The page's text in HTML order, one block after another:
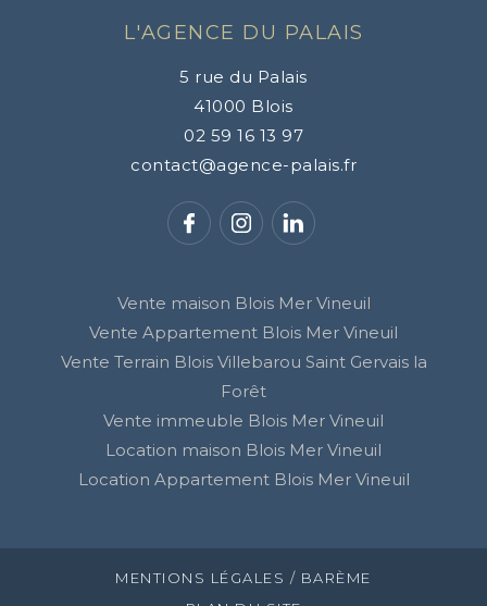
L'AGENCE DU PALAIS
5 rue du Palais
41000 Blois
02 59 16 13 97
contact@agence-palais.fr
Vente maison Blois Mer Vineuil
Vente Appartement Blois Mer Vineuil
Vente Terrain Blois Villebarou Saint Gervais la
Forêt
Vente immeuble Blois Mer Vineuil
Location maison Blois Mer Vineuil
Location Appartement Blois Mer Vineuil
MENTIONS LÉGALES / BARÈME